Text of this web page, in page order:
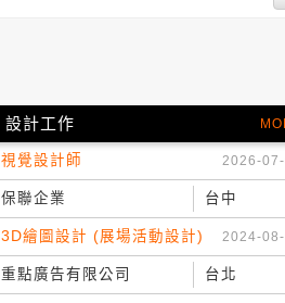
設計工作
視覺設計師 2026-
保聯企業 台中
3D繪圖設計 (展場活動設計) 2024-
重點廣告有限公司 台北